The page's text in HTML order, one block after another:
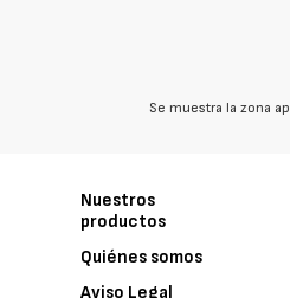
Se muestra la zona
Nuestros
productos
Quiénes somos
Aviso Legal